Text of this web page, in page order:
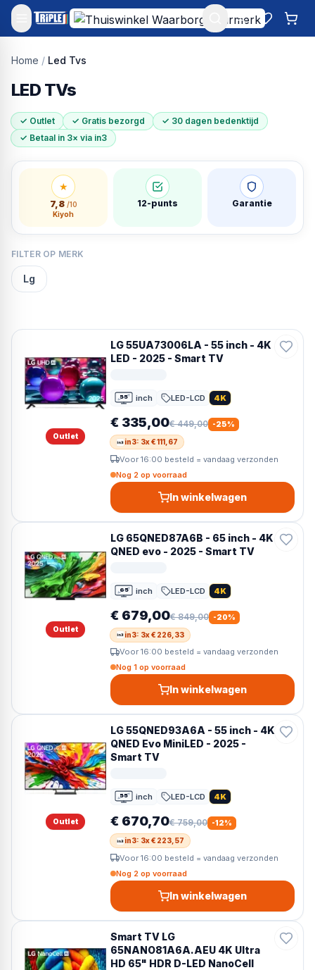
Mijn account
Home / Led Tvs
LED TVs
✓ Outlet ✓ Gratis bezorgd
✓ 30 dagen bedenktijd
✓ Betaal in 3× via in3
★
7,8/10
Kiyoh
12-punts Garantie
FILTER OP MERK
Lg
Outlet
LG 55UA73006LA - 55 inch - 4K
LED - 2025 - Smart TV
55 inch
55 inch LED-LCD 4K
€ 335,00€ 449,00 -25%
in3: 3x € 111,67
Voor 16:00 besteld = vandaag verzonden
Nog 2 op voorraad
In winkelwagen
Outlet
LG 65QNED87A6B - 65 inch - 4K
QNED evo - 2025 - Smart TV
65 inch
65 inch LED-LCD 4K
€ 679,00€ 849,00 -20%
in3: 3x € 226,33
Voor 16:00 besteld = vandaag verzonden
Nog 1 op voorraad
In winkelwagen
Outlet
LG 55QNED93A6A - 55 inch - 4K
QNED Evo MiniLED - 2025 -
Smart TV
55 inch
55 inch LED-LCD 4K
€ 670,70€ 759,00 -12%
in3: 3x € 223,57
Voor 16:00 besteld = vandaag verzonden
Nog 2 op voorraad
In winkelwagen
Smart TV LG
65NANO81A6A.AEU 4K Ultra
HD 65" HDR D-LED NanoCell